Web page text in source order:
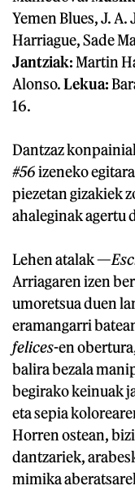
Yemen Blues, J. A.
Harriague, Sade
Jantziak:Martin
Alonso.Lekua:
16.
Dantzaz
#56izeneko
piezetan gizakiek
ahaleginak agertu
Lehen atalak —
Arriagaren izen
umoretsua duen
eramangarri
felices-en
balira bezala
begirako keinuak
eta sepia
Horren ostean,
dantzariek,
mimika